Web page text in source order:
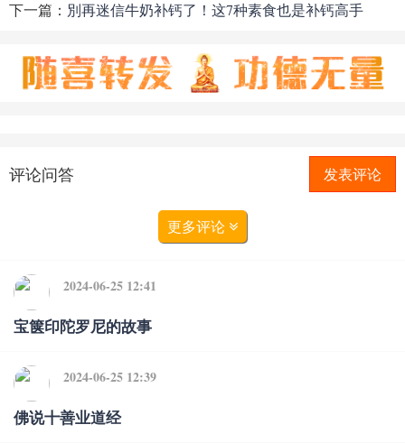
下一篇： 別再迷信牛奶补钙了！这7种素食也是补钙高手
评论问答 发表评论
更多评论
2024-06-25 12:41
宝箧印陀罗尼的故事
2024-06-25 12:39
佛说十善业道经